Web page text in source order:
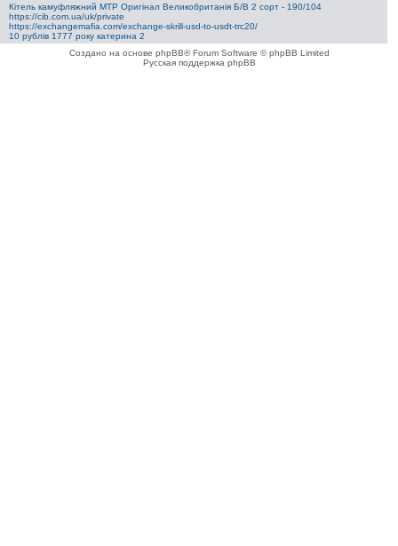
Кітель камуфляжний MTP Оригінал Великобританія Б/В 2 сорт - 190/104
https://cib.com.ua/uk/private
https://exchangemafia.com/exchange-skrill-usd-to-usdt-trc20/
10 рублів 1777 року катерина 2
Создано на основе phpBB® Forum Software © phpBB Limited
Русская поддержка phpBB